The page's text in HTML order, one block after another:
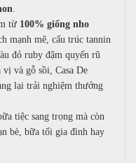
.
từ 100% giống nho
mạnh mẽ, cấu trúc tannin
đỏ ruby đậm quyến rũ
và gỗ sồi, Casa De
lại trải nghiệm thưởng
tiệc sang trọng mà còn
bè, bữa tối gia đình hay